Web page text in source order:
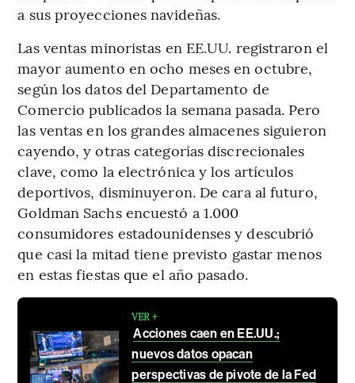
a sus proyecciones navideñas.
Las ventas minoristas en EE.UU. registraron el
mayor aumento en ocho meses en octubre,
según los datos del Departamento de
Comercio publicados la semana pasada. Pero
las ventas en los grandes almacenes siguieron
cayendo, y otras categorías discrecionales
clave, como la electrónica y los artículos
deportivos, disminuyeron. De cara al futuro,
Goldman Sachs encuestó a 1.000
consumidores estadounidenses y descubrió
que casi la mitad tiene previsto gastar menos
en estas fiestas que el año pasado.
VER +
Acciones caen en EE.UU.;
nuevos datos opacan
perspectivas de pivote de la Fed